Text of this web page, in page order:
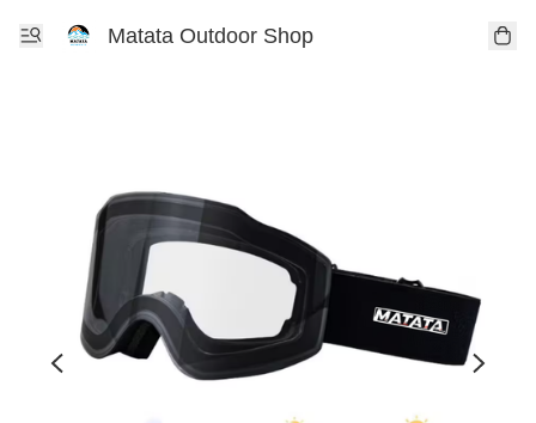
Matata Outdoor Shop